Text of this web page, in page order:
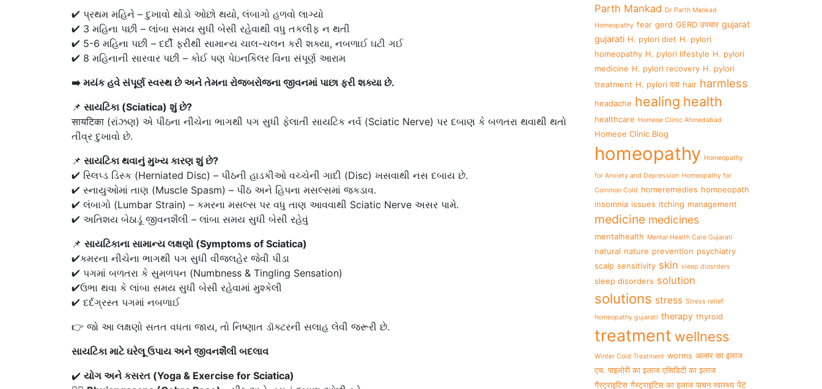
✔ પ્રથમ મહિને – દુખાવો થોડો ઓછો થયો, લંબાગો હળવો લાગ્યો
✔ 3 મહિના પછી – લાંબા સમય સુધી બેસી રહેવાથી વધુ તકલીફ ન થતી
✔ 5-6 મહિના પછી – દર્દી ફરીથી સામાન્ય ચાલ-ચલન કરી શક્યા, નબળાઈ ઘટી ગઈ
✔ 8 મહિનાની સારવાર પછી – કોઈ પણ પેઇનકિલર વિના સંપૂર્ણ આરામ
➡️ મયંક હવે સંપૂર્ણ સ્વસ્થ છે અને તેમના રોજબરોજના જીવનમાં પાછા ફરી શક્યા છે.
📌 સાયટિકા (Sciatica) શું છે?
सायटिका (રાંઝણ) એ પીઠના નીચેના ભાગથી પગ સુધી ફેલાતી સાયટિક નર્વ (Sciatic Nerve) પર દબાણ કે બળતરા થવાથી થતો
તીવ્ર દુખાવો છે.
📌 સાયટિકા થવાનું મુખ્ય કારણ શું છે?
✔ સ્લિપ્ડ ડિસ્ક (Herniated Disc) – પીઠની હાડકીઓ વચ્ચેની ગાદી (Disc) ખસવાથી નસ દબાય છે.
✔ સ્નાયુઓમાં તાણ (Muscle Spasm) – પીઠ અને હિપના મસલ્સમાં જકડાવ.
✔ લંબાગો (Lumbar Strain) – કમરના મસલ્સ પર વધુ તાણ આવવાથી Sciatic Nerve અસર પામે.
✔ અતિશય બેઠાડૂં જીવનશૈલી – લાંબા સમય સુધી બેસી રહેવું
📌 સાયટિકાના સામાન્ય લક્ષણો (Symptoms of Sciatica)
✔કમરના નીચેના ભાગથી પગ સુધી વીજલહેર જેવી પીડા
✔ પગમાં બળતરા કે સુમળપન (Numbness & Tingling Sensation)
✔ઉભા થવા કે લાંબા સમય સુધી બેસી રહેવામાં મુશ્કેલી
✔ દર્દગ્રસ્ત પગમાં નબળાઈ
👉 જો આ લક્ષણો સતત વધતા જાય, તો નિષ્ણાત ડૉક્ટરની સલાહ લેવી જરૂરી છે.
સાયટિકા માટે ઘરેલૂ ઉપાય અને જીવનશૈલી બદલાવ
✔️ યોગ અને કસરત (Yoga & Exercise for Sciatica)
Parth Mankad Dr Parth Mankad
Homeopathy fear gerd GERD उपचार gujarat
gujarati H. pylori diet H. pylori
homeopathy H. pylori lifestyle H. pylori
medicine H. pylori recovery H. pylori
treatment H. pylori दवा hair harmless
headache healing health
healthcare Homeoe Clinic Ahmedabad
Homeoe Clinic Blog
homeopathy Homeopathy
for Anxiety and Depression Homeopathy for
Common Cold homeremedies homoeopath
insomnia issues itching management
medicine medicines
mentalhealth Mental Health Care Gujarati
natural nature prevention psychiatry
scalp sensitivity skin sleep diosrders
sleep disorders solution
solutions stress Stress relief
homeopathy gujarati therapy thyroid
treatment wellness
Winter Cold Treatment worms अल्सर का इलाज
एच. पाइलोरी का इलाज एसिडिटी का इलाज
गैस्ट्राइटिस गैस्ट्राइटिस का इलाज पाचन स्वास्थ्य पेट